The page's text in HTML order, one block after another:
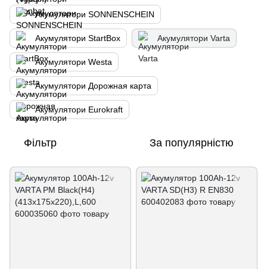
Акумулятори SONNENSCHEIN
Акумулятори StartBox Акумулятори Varta
Акумулятори Westa
Акумулятори Дорожная карта
Акумулятори Eurokraft
Фільтр За популярністю